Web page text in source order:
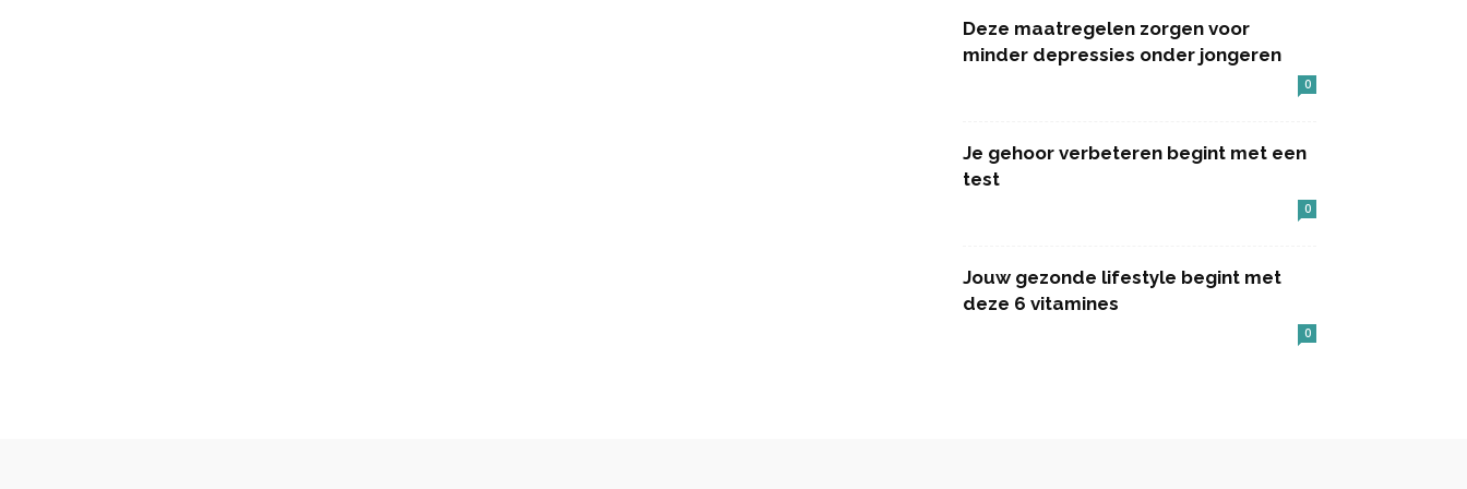
Deze maatregelen zorgen voor
minder depressies onder jongeren
0
Je gehoor verbeteren begint met een
test
0
Jouw gezonde lifestyle begint met
deze 6 vitamines
0